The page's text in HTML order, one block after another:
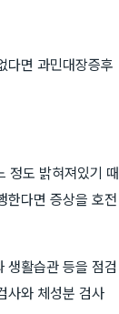
다면 과민대장증후
정도 밝혀져있기 때
한다면 증상을 호전
생활습관 등을 점검
사와 체성분 검사